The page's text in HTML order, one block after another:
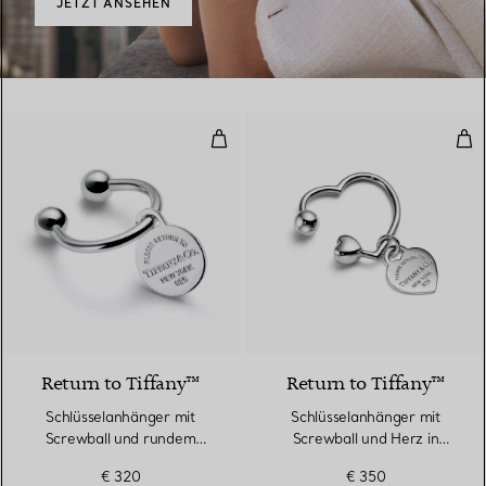
JETZT ANSEHEN
Schlüsselanhänger mit
Return to Tiffany™
Schlüsselanhänger mit
Screwball und rundem
€ 320
Return to Tiffany™
Schlüsselanhänger mit
Screwball und Herz in
€ 350